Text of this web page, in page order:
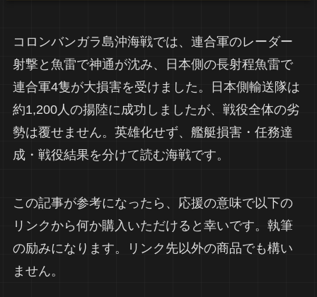
コロンバンガラ島沖海戦では、連合軍のレーダー
射撃と魚雷で神通が沈み、日本側の長射程魚雷で
連合軍4隻が大損害を受けました。日本側輸送隊は
約1,200人の揚陸に成功しましたが、戦役全体の劣
勢は覆せません。英雄化せず、艦艇損害・任務達
成・戦役結果を分けて読む海戦です。
この記事が参考になったら、応援の意味で以下の
リンクから何か購入いただけると幸いです。執筆
の励みになります。リンク先以外の商品でも構い
ません。